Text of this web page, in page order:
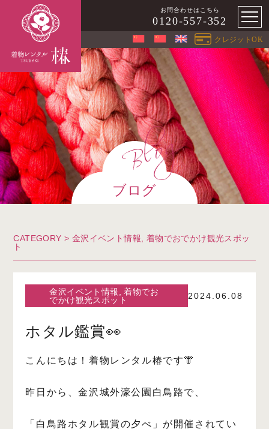
お問合わせはこちら
0120-557-352
クレジットOK
ブログ
CATEGORY > 金沢イベント情報
着物でおでかけ観光スポッ
ト
金沢イベント情報 ,着物でお
でかけ観光スポット
2024.06.08
ホタル鑑賞👀
こんにちは！着物レンタル椿です👘
昨日から、金沢城外濠公園白鳥路で、
「白鳥路ホタル観賞の夕べ」が開催されてい